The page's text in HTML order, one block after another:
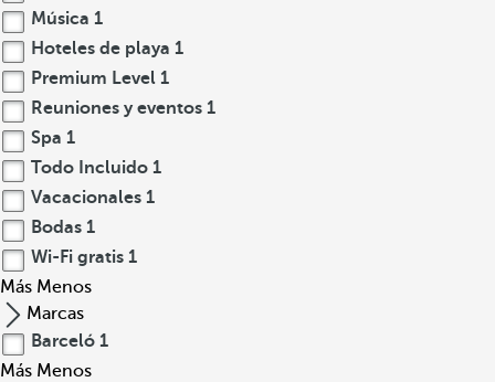
Música 1
Hoteles de playa 1
Premium Level 1
Reuniones y eventos 1
Spa 1
Todo Incluido 1
Vacacionales 1
Bodas 1
Wi-Fi gratis 1
Más Menos
Marcas
Barceló 1
Más Menos